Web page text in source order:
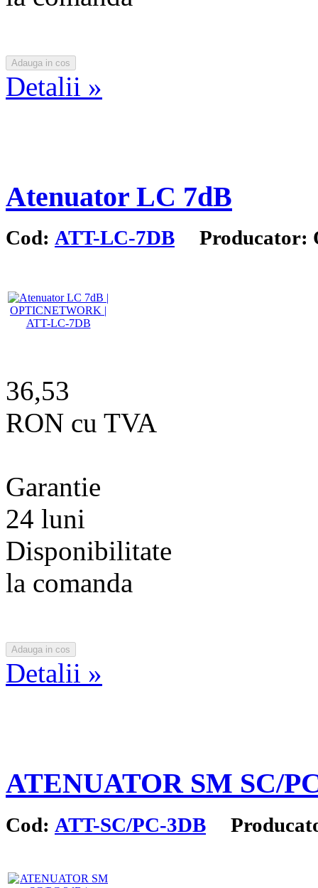
Detalii »
Atenuator LC 7dB
Cod: ATT-LC-7DB Producator:
36,53
RON cu TVA
Garantie
24 luni
Disponibilitate
la comanda
Detalii »
ATENUATOR SM SC/
Cod: ATT-SC/PC-3DB